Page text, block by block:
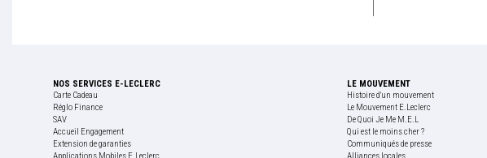
NOS SERVICES E-LECLERC
Carte Cadeau
Réglo Finance
SAV
Accueil Engagement
Extension de garanties
LE MOUVEMENT
Histoire d'un mouvement
Le Mouvement E.Leclerc
De Quoi Je Me M.E.L
Qui est le moins cher ?
Communiqués de presse